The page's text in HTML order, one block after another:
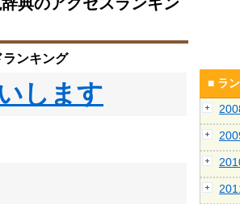
ンキング
します
■ ラ